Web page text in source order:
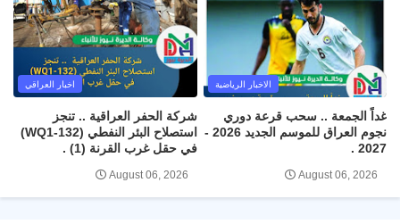
الاخبار الرياضية
غداً الجمعة .. سحب قرعة دوري
نجوم العراق للموسم الجديد 2026 -
2027 .
August 06, 2026
اخبار العراقي
شركة الحفر العراقية .. تنجز
استصلاح البئر النفطي (WQ1-132)
في حقل غرب القرنة (1) .
August 06, 2026